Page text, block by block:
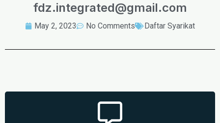
fdz.integrated@gmail.com
May 2, 2023 No Comments Daftar Syarikat